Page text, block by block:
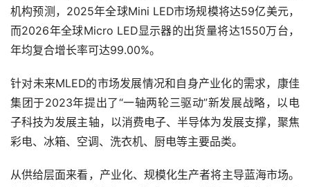
机构预测，2025年全球Mini LED市场规模将达59亿美元，
而2026年全球Micro LED显示器的出货量将达1550万台，
年均复合增长率可达99.00%。
针对未来MLED的市场发展情况和自身产业化的需求，康佳
集团于2023年提出了“一轴两轮三驱动”新发展战略，以电
子科技为发展主轴，以消费电子、半导体为发展支撑，聚焦
彩电、冰箱、空调、洗衣机、厨电等主要品类。
从供给层面来看，产业化、规模化生产者将主导蓝海市场。